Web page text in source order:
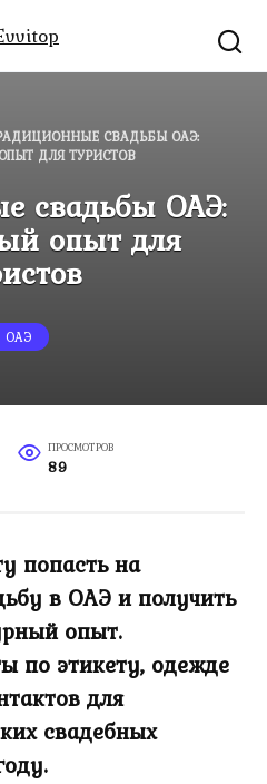
СВАДЬБЫ ОАЭ:
ДЛЯ ТУРИСТОВ
свадьбы ОАЭ:
опыт для
ОАЭ
ПРОСМОТРОВ
89
попасть на
в ОАЭ и получить
опыт.
по этикету, одежде
для
свадебных